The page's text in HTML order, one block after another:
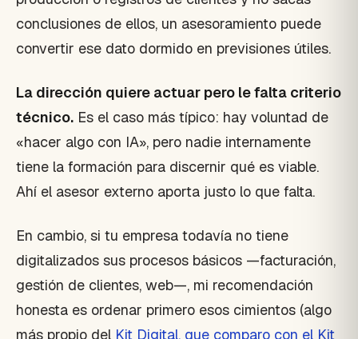
conclusiones de ellos, un asesoramiento puede
convertir ese dato dormido en previsiones útiles.
La dirección quiere actuar pero le falta criterio
técnico. Es el caso más típico: hay voluntad de
«hacer algo con IA», pero nadie internamente
tiene la formación para discernir qué es viable.
Ahí el asesor externo aporta justo lo que falta.
En cambio, si tu empresa todavía no tiene
digitalizados sus procesos básicos —facturación,
gestión de clientes, web—, mi recomendación
honesta es ordenar primero esos cimientos (algo
más propio del Kit Digital, que comparo con el Kit